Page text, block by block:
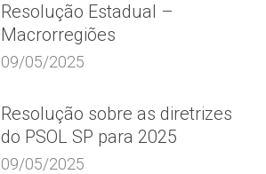
Resolução Estadual –
Macrorregiões
09/05/2025
Resolução sobre as diretrizes
do PSOL SP para 2025
09/05/2025